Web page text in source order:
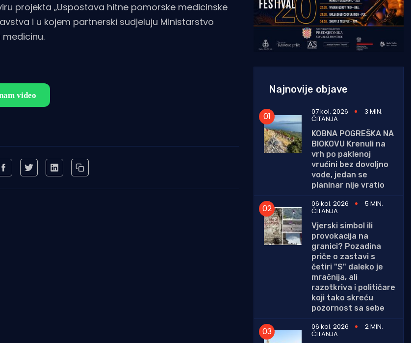
projekta „Uspostava hitne pomorske medicinske
i u kojem partnerski sudjeluju Ministarstvo
Najnovije objave
07 kol. 2026 3 MIN.
ČITANJA
KOBNA POGREŠKA NA
BIOKOVU Krenuli na
vrh po paklenoj
vrućini bez dovoljno
vode, jedan se
planinar nije vratio
06 kol. 2026
5 MIN.
ČITANJA
Vjerski simbol ili
provokacija na
granici? Pozadina
priče o zastavi s
četiri "S" daleko je
mračnija, ali
razotkriva i političare
koji tako skreću
pozornost sa sebe
06 kol. 2026
2 MIN.
ČITANJA